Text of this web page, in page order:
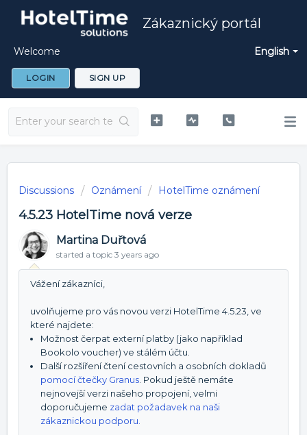
Zákaznický portál
English
Welcome
LOGIN SIGN UP
Discussions Oznámení HotelTime oznámení
4.5.23 HotelTime nová verze
Martina Duřtová
started a topic 3 years ago
Vážení zákazníci,
uvolňujeme pro vás novou verzi HotelTime 4.5.23, ve
které najdete:
Možnost čerpat externí platby (jako například
Bookolo voucher) ve stálém účtu.
Další rozšíření čtení cestovních a osobních dokladů
pomocí čtečky Granus . Pokud ještě nemáte
nejnovejší verzi našeho propojení, velmi
doporučujeme zadat požadavek na naši
zákaznickou podporu.